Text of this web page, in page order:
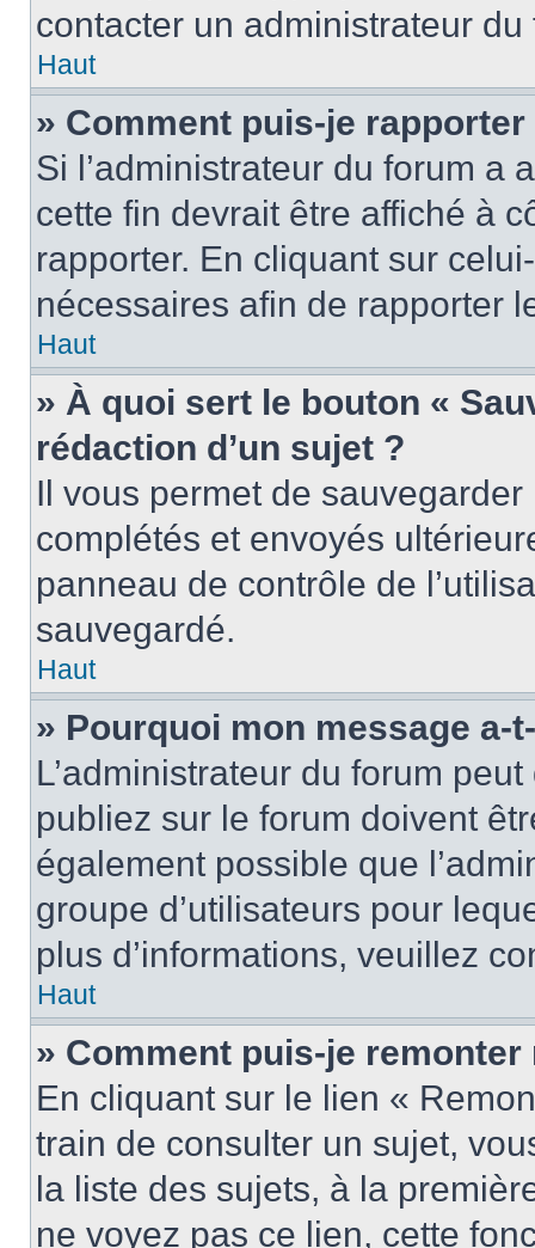
contacter un administrateur du
Haut
» Comment puis-je
Si l’administrateur du forum a
cette fin devrait être affiché à
rapporter. En cliquant sur
nécessaires afin de rapporter
Haut
» À quoi sert le bouton «
rédaction d’un sujet ?
Il vous permet de
complétés et envoyés
panneau de contrôle de
sauvegardé.
Haut
» Pourquoi mon message a-
L’administrateur du forum
publiez sur le forum doivent
également possible que
groupe d’utilisateurs pour
plus d’informations, veuillez
Haut
» Comment puis-je
En cliquant sur le lien «
train de consulter un sujet,
la liste des sujets, à la
ne voyez pas ce lien, cette